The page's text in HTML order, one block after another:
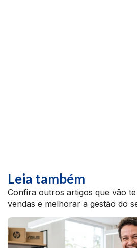
Leia também
Confira outros artigos que vão
vendas e melhorar a gestão do